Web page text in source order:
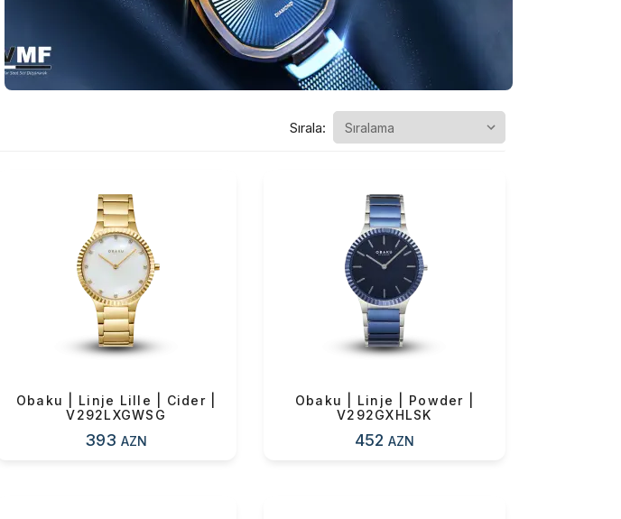
Sırala:
Obaku | Linje Lille | Cider |
V292LXGWSG
393AZN
Obaku | Linje | Powder |
V292GXHLSK
452 AZN